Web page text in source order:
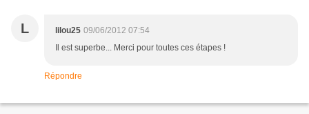
L lilou25 09/06/2012 07:54
Il est superbe... Merci pour toutes ces étapes !
Répondre